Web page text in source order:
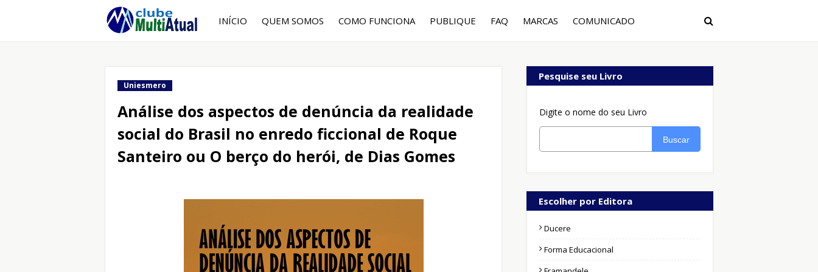
INÍCIO QUEM SOMOS COMO FUNCIONA PUBLIQUE FAQ MARCAS COMUNICADO
Uniesmero
Análise dos aspectos de denúncia da realidade
social do Brasil no enredo ficcional de Roque
Santeiro ou O berço do herói, de Dias Gomes
Pesquise seu Livro
Digite o nome do seu Livro
Buscar
Escolher por Editora
Ducere
Forma Educacional